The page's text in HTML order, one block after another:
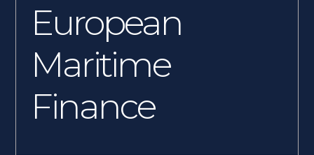
European
Maritime
Finance